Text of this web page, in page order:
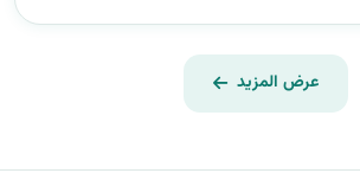
عرض المزيد